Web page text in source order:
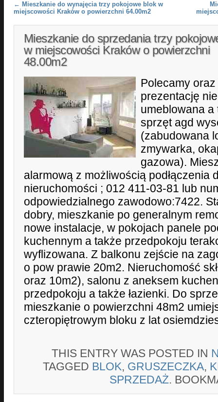
Post navigation
← Mieszkanie do wynajęcia trzy pokojowe blok w
miejscowości Kraków o powierzchni 64.00m2
Mieszkanie do sprzedania trzy
w miejscowości Kraków o powierzchni
48.00m2
Polecamy
prezentację
umeblowana
sprzęt agd
(zabudowana
zmywarka,
gazowa).
alarmową z możliwością podłączenia
nieruchomości ; 012 411-03-81 lub
odpowiedzialnego zawodowo:7422.
dobry, mieszkanie po generalnym
nowe instalacje, w pokojach panele
kuchennym a także przedpokoju
wyflizowana. Z balkonu zejście na
o pow prawie 20m2. Nieruchomość
oraz 10m2), salonu z aneksem
przedpokoju a także łazienki. Do
mieszkanie o powierzchni 48m2
czteropiętrowym bloku z lat
THIS ENTRY WAS POSTED IN
TAGGED BLOK, GRUSZECZKA,
SPRZEDAŻ.